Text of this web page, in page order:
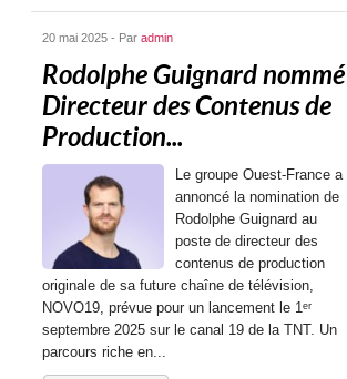
20 mai 2025 - Paradmin
Rodolphe Guignard nommé
Directeur des Contenus de
Production...
Le groupe Ouest-France a
annoncé la nomination de
Rodolphe Guignard au
poste de directeur des
contenus de production
originale de sa future chaîne de télévision,
NOVO19, prévue pour un lancement le 1ᵉʳ
septembre 2025 sur le canal 19 de la TNT. Un
parcours riche en...